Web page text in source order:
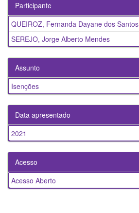
Participante
QUEIROZ, Fernanda Dayane dos Santos
SEREJO, Jorge Alberto Mendes
Assunto
Isenções
Data apresentado
2021
Acesso
Acesso Aberto